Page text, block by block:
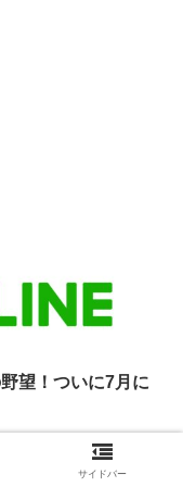
望！ついに7月に
サイドバー